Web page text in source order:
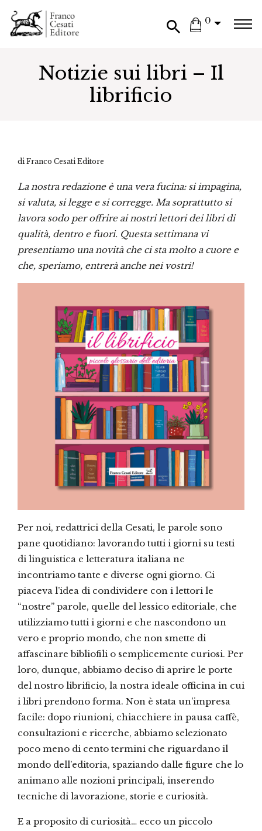
0
Notizie sui libri – Il
librificio
di Franco Cesati Editore
La nostra redazione è una vera fucina: si impagina,
si valuta, si legge e si corregge. Ma soprattutto si
lavora sodo per offrire ai nostri lettori dei libri di
qualità, dentro e fuori. Questa settimana vi
presentiamo una novità che ci sta molto a cuore e
che, speriamo, entrerà anche nei vostri!
Per noi, redattrici della Cesati, le parole sono
pane quotidiano: lavorando tutti i giorni su testi
di linguistica e letteratura italiana ne
incontriamo tante e diverse ogni giorno. Ci
piaceva l’idea di condividere con i lettori le
“nostre” parole, quelle del lessico editoriale, che
utilizziamo tutti i giorni e che nascondono un
vero e proprio mondo, che non smette di
affascinare bibliofili o semplicemente curiosi. Per
loro, dunque, abbiamo deciso di aprire le porte
del nostro librificio, la nostra ideale officina in cui
i libri prendono forma. Non è stata un’impresa
facile: dopo riunioni, chiacchiere in pausa caffè,
consultazioni e ricerche, abbiamo selezionato
poco meno di cento termini che riguardano il
mondo dell’editoria, spaziando dalle figure che lo
animano alle nozioni principali, inserendo
tecniche di lavorazione, storie e curiosità.
E a proposito di curiosità… ecco un piccolo